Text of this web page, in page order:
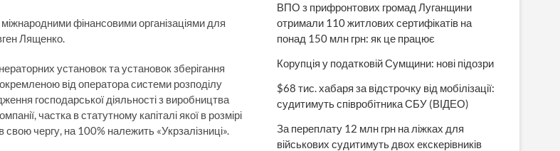
фінансовими організаціями для
Лященко.
установок та установок зберігання
від оператора системи розподілу
господарської діяльності з виробництва
частка в статутному капіталі якої в розмірі
чергу, на 100% належить «Укрзалізниці».
ВПО з прифронтових громад Луганщини
отримали 110 житлових сертифікатів на
понад 150 млн грн: як це працює
Корупція у податковій Сумщини: нові підозри
$68 тис. хабаря за відстрочку від мобілізації:
судитимуть співробітника СБУ (ВІДЕО)
За переплату 12 млн грн на ліжках для
військових судитимуть двох екскерівників